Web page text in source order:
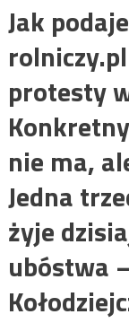
Jak
protesty
nie ma,
Jedna
żyje
ubóstwa